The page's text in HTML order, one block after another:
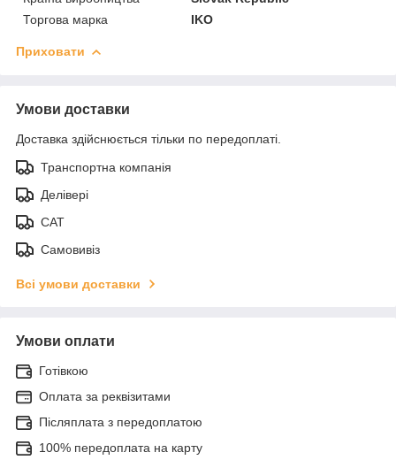
Торгова марка
IKO
Приховати
Умови доставки
Доставка здійснюється тільки по передоплаті.
Транспортна компанія
Делівері
САТ
Самовивіз
Всі умови доставки
Умови оплати
Готівкою
Оплата за реквізитами
Післяплата з передоплатою
100% передоплата на карту